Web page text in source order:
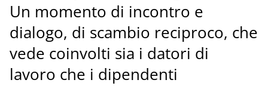
Un momento di incontro e
dialogo, di scambio reciproco, che
vede coinvolti sia i datori di
lavoro che i dipendenti